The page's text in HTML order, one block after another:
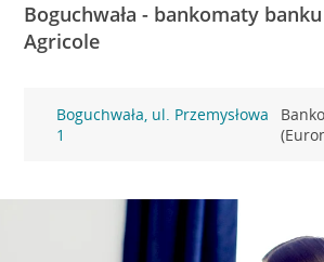
Boguchwała - bankomaty
Agricole
Boguchwała, ul. Przemysłowa
1